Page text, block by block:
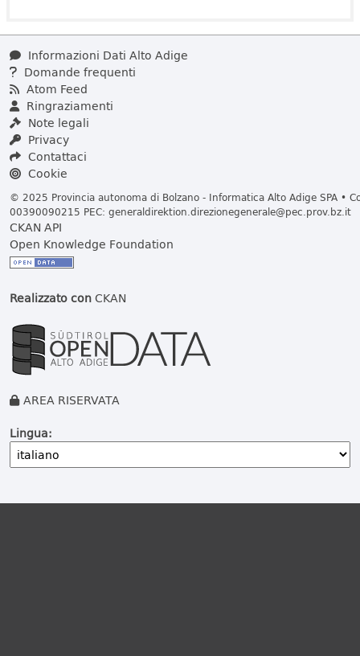
Informazioni Dati Alto Adige
Domande frequenti
Atom Feed
Ringraziamenti
Note legali
Privacy
Contattaci
Cookie
© 2025 Provincia autonoma di Bolzano - Informatica Alto Adige SPA •
00390090215 PEC: generaldirektion.direzionegenerale@pec.prov.bz.it
CKAN API
Open Knowledge Foundation
Realizzato conCKAN
AREA RISERVATA
Lingua